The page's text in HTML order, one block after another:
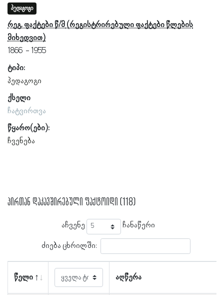
პედაგოგი
რეგ. ფაქტები წ/მ
1866
1955
ტიპი:
პედაგოგი
ქსელი
ჩატვირთვა
წყარო(ები):
ჩვენება
პირთან დაკავშირებული ფაქტოიდი (118)
აჩვენე ჩანაწერი
ძიება ცხრილში:
წელი აღწერა